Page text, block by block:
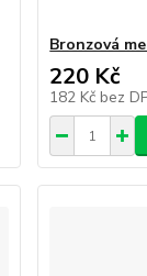
Bronzová
220 Kč
182 Kč bez